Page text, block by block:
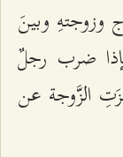
وزوجتهِ وبينَ
ضرب رجلٌ
الزَّوجة عن